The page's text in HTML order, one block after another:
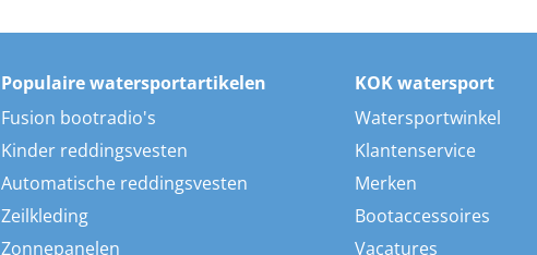
Populaire watersportartikelen
Fusion bootradio's
Kinder reddingsvesten
Automatische reddingsvesten
Zeilkleding
Zonnepanelen
KOK watersport
Watersportwinkel
Klantenservice
Merken
Bootaccessoires
Vacatures